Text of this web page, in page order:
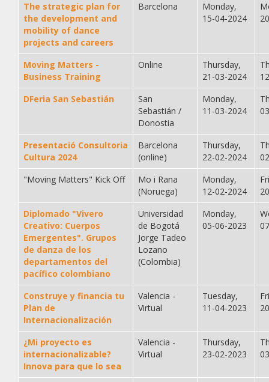
The strategic plan for
the development and
mobility of dance
projects and careers
Barcelona
Monday,
15-04-2024
Moving Matters -
Business Training
Online
Thursday,
21-03-2024
DFeria San Sebastián
San
Sebastián /
Donostia
Monday,
11-03-2024
Presentació Consultoria
Cultura 2024
Barcelona
(online)
Thursday,
22-02-2024
"Moving Matters" Kick Off
Mo i Rana
(Noruega)
Monday,
12-02-2024
Diplomado "Vivero
Creativo: Cuerpos
Emergentes". Grupos
de danza de los
departamentos del
pacífico colombiano
Universidad
de Bogotá
Jorge Tadeo
Lozano
(Colombia)
Monday,
05-06-2023
Construye y financia tu
Plan de
Internacionalización
Valencia -
Virtual
Tuesday,
11-04-2023
¿Mi proyecto es
internacionalizable?
Innova para que lo sea
Valencia -
Virtual
Thursday,
23-02-2023